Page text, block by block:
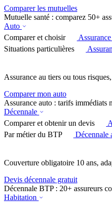
Comparer les mutuelles
Mutuelle santé : comparez 50+
Auto
Comparer et choisir
Situations particulières
Assurance au tiers ou tous
Comparer mon auto
Assurance auto : tarifs immédiats
Décennale
Comparer et obtenir un devis
Par métier du BTP
Décennale
Couverture obligatoire 10 ans,
Devis décennale gratuit
Décennale BTP : 20+ assureurs
Habitation